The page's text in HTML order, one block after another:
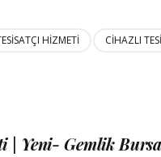
HIZMETI CIHAZLI
| Yeni- Gemlik Bursa